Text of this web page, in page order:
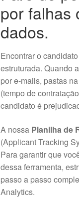
por falhas
dados.
Encontrar o
estruturada. Quando
por e-mails, pastas
(tempo de
candidato é
A nossa Planilha de
(Applicant Tracking
Para garantir que
dessa ferramenta,
passo a passo
Analytics.